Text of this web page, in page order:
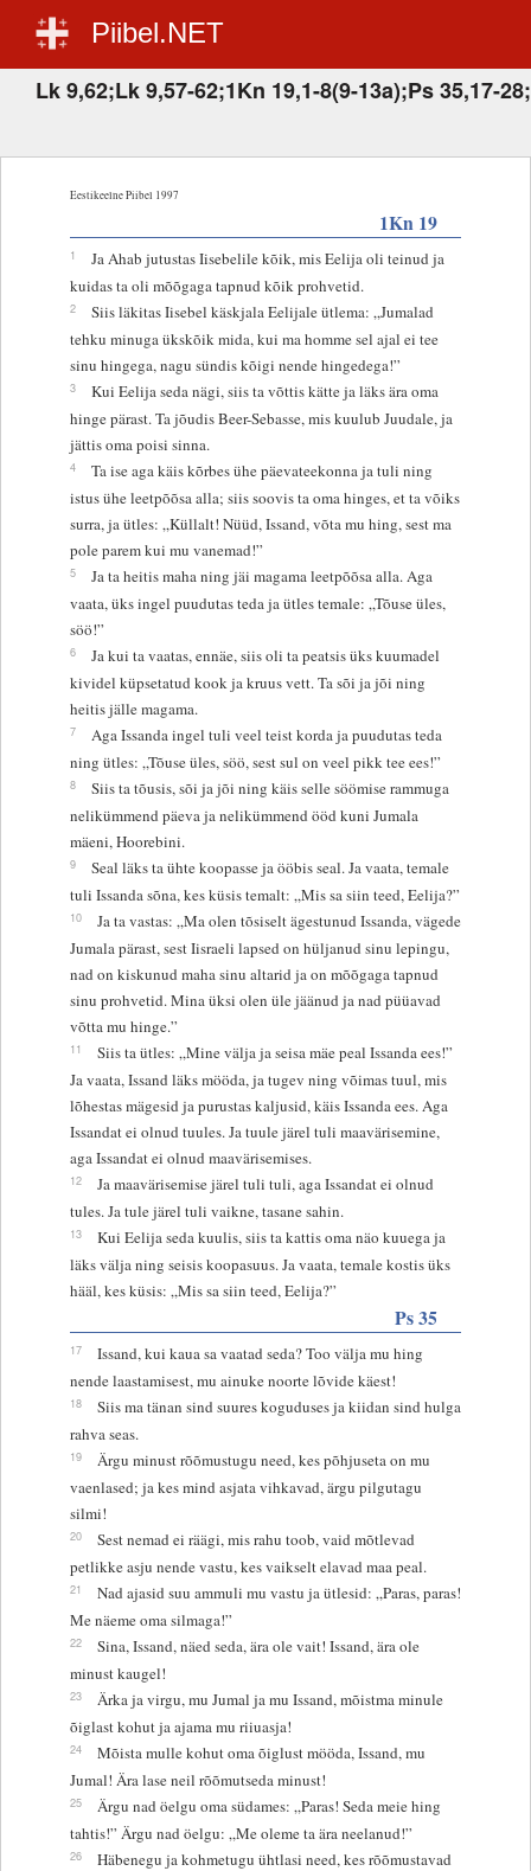
Piibel.NET
Lk 9,62;Lk 9,57-62;1Kn 19,1-8(9-13a);Ps 35,17-
Eestikeelne Piibel 1997
1Kn 19
1
Ja Ahab jutustas Iisebelile kõik, mis Eelija oli teinud ja
kuidas ta oli mõõgaga tapnud kõik prohvetid.
2
Siis läkitas Iisebel käskjala Eelijale ütlema: „Jumalad
tehku minuga ükskõik mida, kui ma homme sel ajal ei tee
sinu hingega, nagu sündis kõigi nende hingedega!”
3
Kui Eelija seda nägi, siis ta võttis kätte ja läks ära oma
hinge pärast. Ta jõudis Beer-Sebasse, mis kuulub Juudale, ja
jättis oma poisi sinna.
4
Ta ise aga käis kõrbes ühe päevateekonna ja tuli ning
istus ühe leetpõõsa alla; siis soovis ta oma hinges, et ta võiks
surra, ja ütles: „Küllalt! Nüüd, Issand, võta mu hing, sest ma
pole parem kui mu vanemad!”
5
Ja ta heitis maha ning jäi magama leetpõõsa alla. Aga
vaata, üks ingel puudutas teda ja ütles temale: „Tõuse üles,
söö!”
6
Ja kui ta vaatas, ennäe, siis oli ta peatsis üks kuumadel
kividel küpsetatud kook ja kruus vett. Ta sõi ja jõi ning
heitis jälle magama.
7
Aga Issanda ingel tuli veel teist korda ja puudutas teda
ning ütles: „Tõuse üles, söö, sest sul on veel pikk tee ees!”
8
Siis ta tõusis, sõi ja jõi ning käis selle söömise rammuga
nelikümmend päeva ja nelikümmend ööd kuni Jumala
mäeni, Hoorebini.
9
Seal läks ta ühte koopasse ja ööbis seal. Ja vaata, temale
tuli Issanda sõna, kes küsis temalt: „Mis sa siin teed, Eelija?”
10
Ja ta vastas: „Ma olen tõsiselt ägestunud Issanda, vägede
Jumala pärast, sest Iisraeli lapsed on hüljanud sinu lepingu,
nad on kiskunud maha sinu altarid ja on mõõgaga tapnud
sinu prohvetid. Mina üksi olen üle jäänud ja nad püüavad
võtta mu hinge.”
11
Siis ta ütles: „Mine välja ja seisa mäe peal Issanda ees!”
Ja vaata, Issand läks mööda, ja tugev ning võimas tuul, mis
lõhestas mägesid ja purustas kaljusid, käis Issanda ees. Aga
Issandat ei olnud tuules. Ja tuule järel tuli maavärisemine,
aga Issandat ei olnud maavärisemises.
12
Ja maavärisemise järel tuli tuli, aga Issandat ei olnud
tules. Ja tule järel tuli vaikne, tasane sahin.
13
Kui Eelija seda kuulis, siis ta kattis oma näo kuuega ja
läks välja ning seisis koopasuus. Ja vaata, temale kostis üks
hääl, kes küsis: „Mis sa siin teed, Eelija?”
Ps 35
17
Issand, kui kaua sa vaatad seda? Too välja mu hing
nende laastamisest, mu ainuke noorte lõvide käest!
18
Siis ma tänan sind suures koguduses ja kiidan sind hulga
rahva seas.
19
Ärgu minust rõõmustugu need, kes põhjuseta on mu
vaenlased; ja kes mind asjata vihkavad, ärgu pilgutagu
silmi!
20
Sest nemad ei räägi, mis rahu toob, vaid mõtlevad
petlikke asju nende vastu, kes vaikselt elavad maa peal.
21
Nad ajasid suu ammuli mu vastu ja ütlesid: „Paras, paras!
Me näeme oma silmaga!”
22
Sina, Issand, näed seda, ära ole vait! Issand, ära ole
minust kaugel!
23
Ärka ja virgu, mu Jumal ja mu Issand, mõistma minule
õiglast kohut ja ajama mu riiuasja!
24
Mõista mulle kohut oma õiglust mööda, Issand, mu
Jumal! Ära lase neil rõõmutseda minust!
25
Ärgu nad öelgu oma südames: „Paras! Seda meie hing
tahtis!” Ärgu nad öelgu: „Me oleme ta ära neelanud!”
26
Häbenegu ja kohmetugu ühtlasi need, kes rõõmustavad